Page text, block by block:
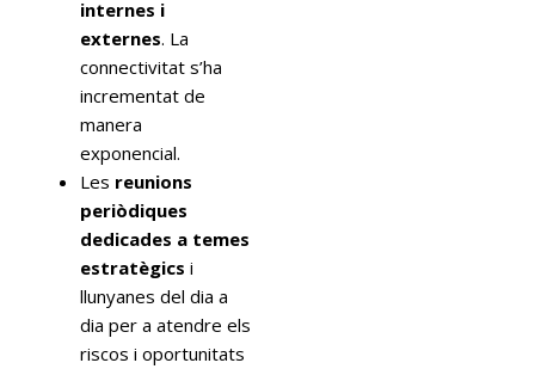
internes i
externes. La
connectivitat s’ha
incrementat de
manera
exponencial.
Les reunions
periòdiques
dedicades a temes
estratègics i
llunyanes del dia a
dia per a atendre els
riscos i oportunitats